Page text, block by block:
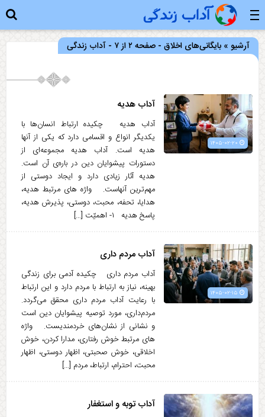
آرشیو » بایگانی‌های اخلاق - صفحه ۲ از ۷ - آداب زندگی
آداب هدیه
آداب هدیه چکیده ارتباط انسان‌ها با
یکدیگر انواع و اقسامی دارد که یکی از آنها
هدیه است. آداب هدیه مجموعه‌ای از
دستورات پیشوایان دین در باره‌ی آن است.
هدیه آثار زیادی دارد و ایجاد دوستی از
مهم‌ترین آنهاست. واژه های مرتبط هدیه،
هدایا، تحفه، محبت، دوستی، پذیرش هدیه،
پاسخ هدیه ۱- اهمیّت […]
آداب مردم داری
آداب مردم داری چکیده آدمی برای زندگی
بهینه، نیاز به ارتباط با مردم دارد و این ارتباط
با رعایت آداب مردم داری محقق می‌گردد.
مردم‌داری، مورد توصیه پیشوایان دین است
و نشانی از نشان‌های خردمندیست. واژه
های مرتبط خوش رفتاری، مدارا کردن، خوش
اخلاقی، خوش صحبتی، اظهار دوستی، اظهار
محبت، احترام، ارتباط، مردم […]
آداب توبه و استغفار